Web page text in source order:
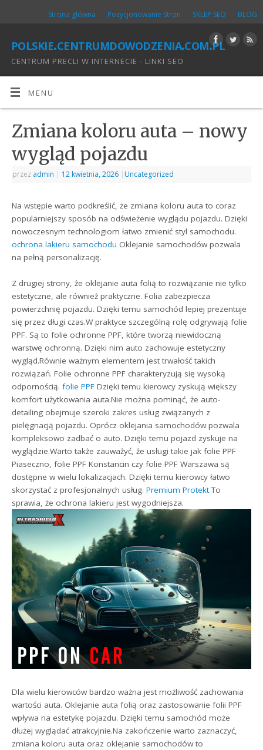
Strona główna Pozycjonowanie Stron SKLEP SEO BLOG
polskie.centrumdowodzenia.com.pl
CENTRUM PRECLI W INTERNECIE - LINKI SEO
MENU
Zmiana koloru auta – nowy
wygląd pojazdu
przez admin | 12 kwietnia, 2026 | Uncategorized
Na wstępie warto podkreślić, że zmiana koloru auta to coraz
popularniejszy sposób na odświeżenie wyglądu pojazdu. Dzięki
nowoczesnym technologiom łatwo zmienić styl samochodu.
ochrona lakieru samochodu Oklejanie samochodów pozwala
na pełną personalizację.
Z drugiej strony, że oklejanie auta folią to rozwiązanie nie tylko
estetyczne, ale również praktyczne. Folia zabezpiecza
powierzchnię pojazdu. Dzięki temu samochód lepiej prezentuje
się przez długi czas.W praktyce szczególną rolę odgrywają folie
PPF. Są to folie ochronne PPF, które tworzą niewidoczną
warstwę ochronną. Dzięki nim auto zachowuje estetyczny
wygląd.Równie ważnym elementem jest trwałość takich
rozwiązań. Folie ochronne PPF charakteryzują się wysoką
odpornością.folie PPF Dzięki temu kierowcy zyskują większy
komfort użytkowania auta.Nie można pominąć, że auto-
detailing obejmuje szeroki zakres usług związanych z
pielęgnacją pojazdu. Oprócz oklejania samochodów pozwala
kompleksowo zadbać o auto. Dzięki temu pojazd zyskuje na
wyglądzie.Warto także zauważyć, że usługi takie jak folie PPF
Piaseczno, folie PPF Konstancin czy folie PPF Warszawa są
dostępne w wielu lokalizacjach. Dzięki temu kierowcy łatwo
skorzystać z profesjonalnych usług.Premium ProtektTo
sprawia, że ochrona lakieru jest wygodniejsza.
Dla wielu kierowców bardzo ważna jest możliwość zachowania
wartości auta. Oklejanie auta folią oraz zastosowanie folii PPF
wpływa na estetykę pojazdu. Dzięki temu samochód może
dłużej wyglądać atrakcyjnie.Na zakończenie warto zaznaczyć,
zmiana koloru auta oraz oklejanie samochodów to